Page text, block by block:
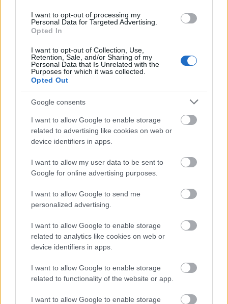
I want to opt-out of processing my
Personal Data for Targeted Advertising.
Opted In
I want to opt-out of Collection, Use,
Retention, Sale, and/or Sharing of my
Personal Data that Is Unrelated with the
Purposes for which it was collected.
Opted Out
Google consents
I want to allow Google to enable storage
related to advertising like cookies on web or
device identifiers in apps.
I want to allow my user data to be sent to
Google for online advertising purposes.
I want to allow Google to send me
personalized advertising.
I want to allow Google to enable storage
related to analytics like cookies on web or
device identifiers in apps.
I want to allow Google to enable storage
related to functionality of the website or app.
I want to allow Google to enable storage
Ο συναγερμός για αεροπορικές επιδρομές
παρέμενε σε ισχύ στο Χάρκοβο και στο
μεγαλύτερο μέρος της χώρας,
συμπεριλαμβανομένης της πρωτεύουσας Κίεβο,
για μερικές ώρες μετά τα πλήγματα.
Πηγή: ΑΠΕ-ΜΠΕ